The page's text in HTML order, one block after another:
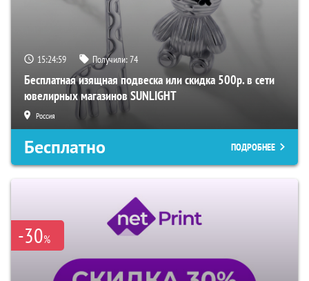
15:24:58 Получили:74
Бесплатная изящная подвеска или скидка 500р. в сети
ювелирных магазинов SUNLIGHT
Россия
Бесплатно ПОДРОБНЕЕ
-30%